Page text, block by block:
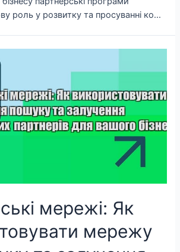
роль у розвитку та просуванні ко…
мережі: Як
мережу